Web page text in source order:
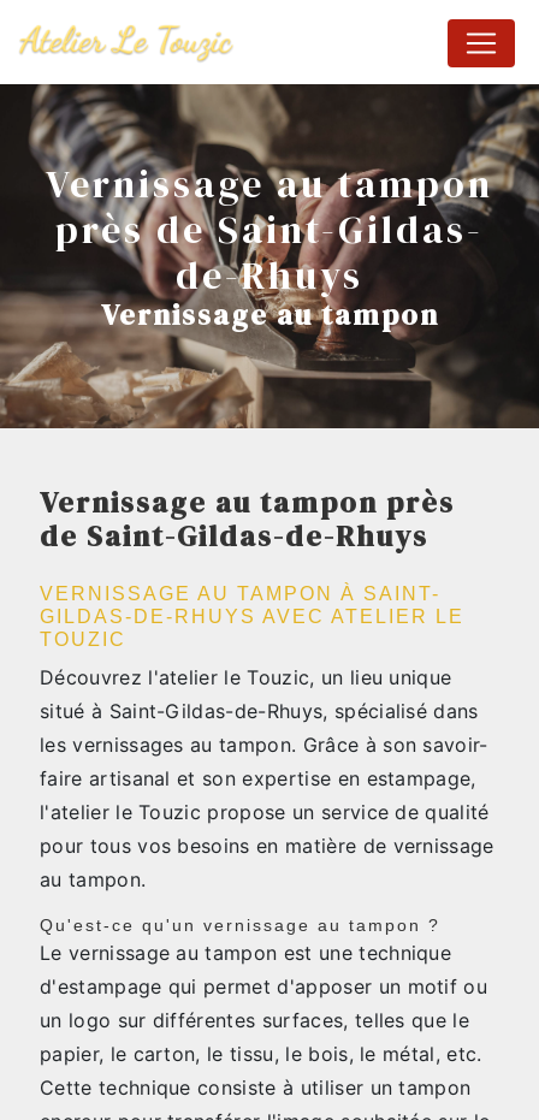
Vernissage au tampon
près de Saint-Gildas-
de-Rhuys
Vernissage au tampon
Vernissage au tampon près
de Saint-Gildas-de-Rhuys
VERNISSAGE AU TAMPON À SAINT-
GILDAS-DE-RHUYS AVEC ATELIER LE
TOUZIC
Découvrez l'atelier le Touzic, un lieu unique
situé à Saint-Gildas-de-Rhuys, spécialisé dans
les vernissages au tampon. Grâce à son savoir-
faire artisanal et son expertise en estampage,
l'atelier le Touzic propose un service de qualité
pour tous vos besoins en matière de vernissage
au tampon.
Qu'est-ce qu'un vernissage au tampon ?
Le vernissage au tampon est une technique
d'estampage qui permet d'apposer un motif ou
un logo sur différentes surfaces, telles que le
papier, le carton, le tissu, le bois, le métal, etc.
Cette technique consiste à utiliser un tampon